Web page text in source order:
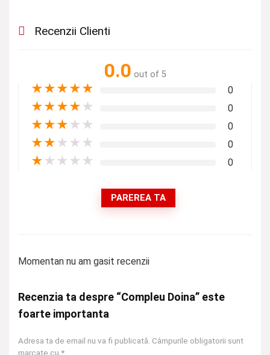
Recenzii Clienti
0.0 out of 5
★★★★★ 0
★★★★ ★ 0
★★★ ★ ★ 0
★★ ★ ★ ★ 0
★ ★ ★ ★ ★ 0
PAREREA TA
Momentan nu am gasit recenzii
Recenzia ta despre “Compleu Doina” este
foarte importanta
Adresa ta de email nu va fi publicată. Câmpurile obligatorii sunt
marcate cu *